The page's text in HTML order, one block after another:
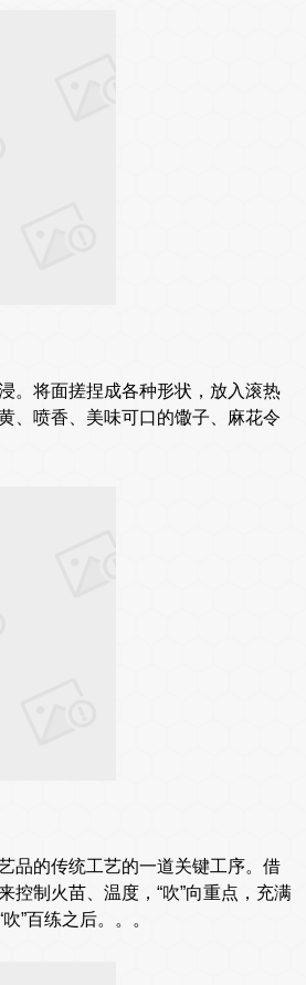
。将面搓捏成各种形状，放入滚热
、喷香、美味可口的馓子、麻花令
品的传统工艺的一道关键工序。借
控制火苗、温度，“吹”向重点，充满
”百练之后。。。